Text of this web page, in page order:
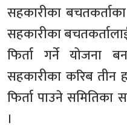
सहकारीका
सहकारीका
फिर्ता गर्ने
सहकारीका करिब तीन
फिर्ता पाउने
।